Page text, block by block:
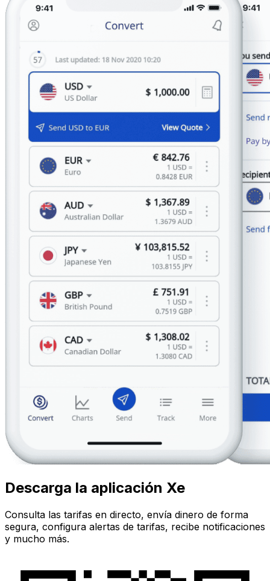
Descarga la aplicación Xe
Consulta las tarifas en directo, envía dinero de forma
segura, configura alertas de tarifas, recibe notificaciones
y mucho más.